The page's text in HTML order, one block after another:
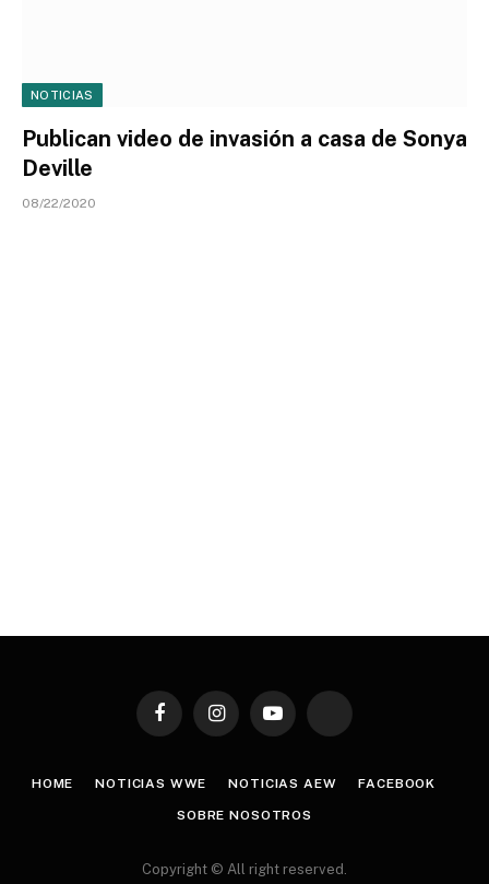
NOTICIAS
Publican video de invasión a casa de Sonya
Deville
08/22/2020
FacebookInstagramYouTube TikTok
HOME NOTICIAS WWE NOTICIAS AEW FACEBOOK
SOBRE NOSOTROS
Copyright © All right reserved.